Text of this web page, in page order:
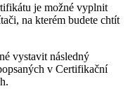
je možné vyplnit
na kterém budete chtít
vystavit následný
v Certifikační